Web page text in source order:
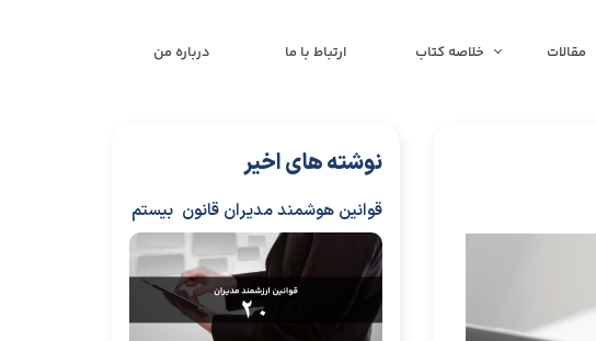
درباره من ارتباط با ما خلاصه کتاب مقالات
قوانین هوشمند مدیران قانون بیستم
نوشته های اخیر